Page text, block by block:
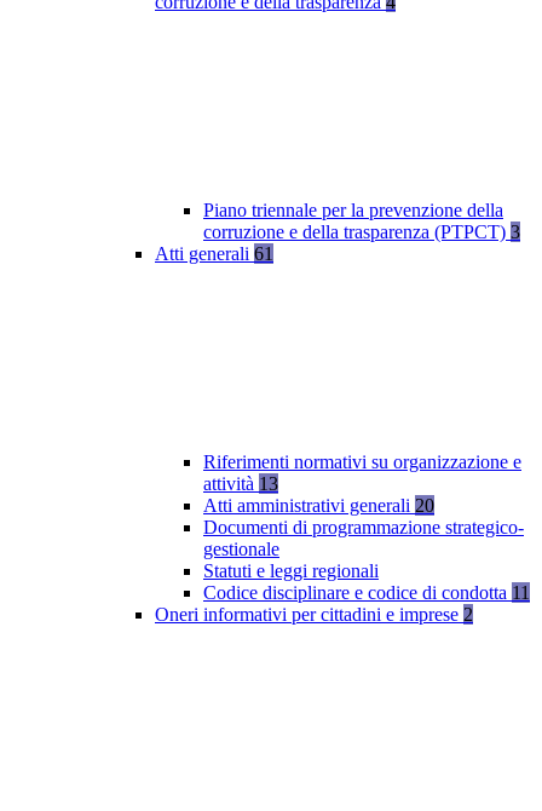
Piano triennale per la prevenzione della
corruzione e della trasparenza (PTPCT) 3
Atti generali 61
Riferimenti normativi su organizzazione e
attività 13
Atti amministrativi generali 20
Documenti di programmazione strategico-
gestionale
Statuti e leggi regionali
Codice disciplinare e codice di condotta 11
Oneri informativi per cittadini e imprese 2